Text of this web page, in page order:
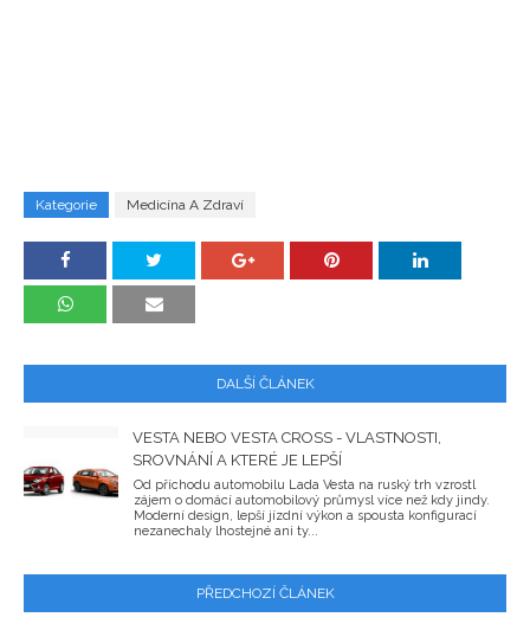
Kategorie Medicína A Zdraví
DALŠÍ ČLÁNEK
VESTA NEBO VESTA CROSS - VLASTNOSTI,
SROVNÁNÍ A KTERÉ JE LEPŠÍ
Od příchodu automobilu Lada Vesta na ruský trh vzrostl
zájem o domácí automobilový průmysl více než kdy jindy.
Moderní design, lepší jízdní výkon a spousta konfigurací
nezanechaly lhostejné ani ty...
PŘEDCHOZÍ ČLÁNEK